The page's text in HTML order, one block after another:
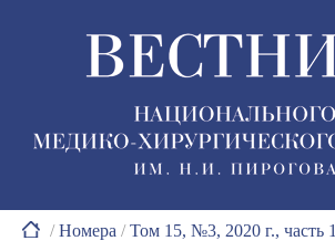
/Номера /Том 15, №3, 2020 г., часть 1